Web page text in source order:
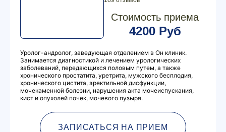
Стоимость приема
4200 Руб
Уролог-андролог, заведующая отделением в Он клиник.
Занимается диагностикой и лечением урологических
заболеваний, передающихся половым путем, а также
хронического простатита, уретрита, мужского бесплодия,
хронического цистита, эректильной дисфункции,
мочекаменной болезни, нарушения акта мочеиспускания,
кист и опухолей почек, мочевого пузыря.
ЗАПИСАТЬСЯ НА ПРИЕМ